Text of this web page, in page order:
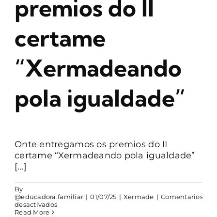
CONTACTO
premios do II
certame
“Xermadeando
pola igualdade”
Onte entregamos os premios do II
certame “Xermadeando pola igualdade”
[...]
By
@educadora.familiar | 01/07/25 | Xermade | Comentarios
desactivadosen
Read More